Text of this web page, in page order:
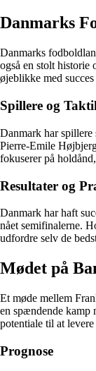
Danmarks
Danmarks
også en stolt historie
øjeblikke med
Spillere og
Danmark har
Pierre-Emile
fokuserer på
Resultater og
Danmark har haft
nået semifinalerne.
udfordre selv de
Mødet på
Et møde mellem
en spændende kamp
potentiale til at
Prognose